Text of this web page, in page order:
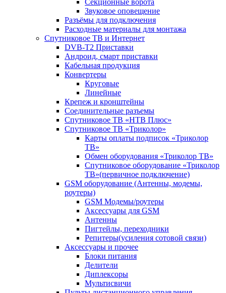
Секционные ворота
Звуковое оповещение
Разъёмы для подключения
Расходные материалы для монтажа
Спутниковое ТВ и Интернет
DVB-Т2 Приставки
Андроид, смарт приставки
Кабельная продукция
Конвертеры
Круговые
Линейные
Крепеж и кронштейны
Соединительные разъемы
Спутниковое ТВ «НТВ Плюс»
Спутниковое ТВ «Триколор»
Карты оплаты подписок «Триколор
ТВ»
Обмен оборудования «Триколор ТВ»
Спутниковое оборудование «Триколор
ТВ»(первичное подключение)
GSM оборудование (Антенны, модемы,
роутеры)
GSM Модемы/роутеры
Аксессуары для GSM
Антенны
Пигтейлы, переходники
Репитеры(усиления сотовой связи)
Аксессуары и прочее
Блоки питания
Делители
Диплексоры
Мультисвичи